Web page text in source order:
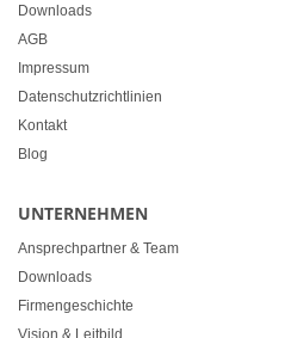
Downloads
AGB
Impressum
Datenschutzrichtlinien
Kontakt
Blog
UNTERNEHMEN
Ansprechpartner & Team
Downloads
Firmengeschichte
Vision & Leitbild